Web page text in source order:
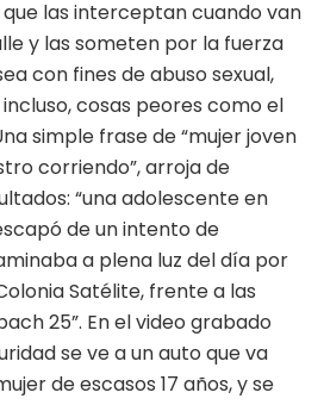
las interceptan cuando van
y las someten por la fuerza
con fines de abuso sexual,
cosas peores como el
simple frase de “mujer joven
corriendo”, arroja de
“una adolescente en
de un intento de
a plena luz del día por
Satélite, frente a las
25”. En el video grabado
se ve a un auto que va
de escasos 17 años, y se